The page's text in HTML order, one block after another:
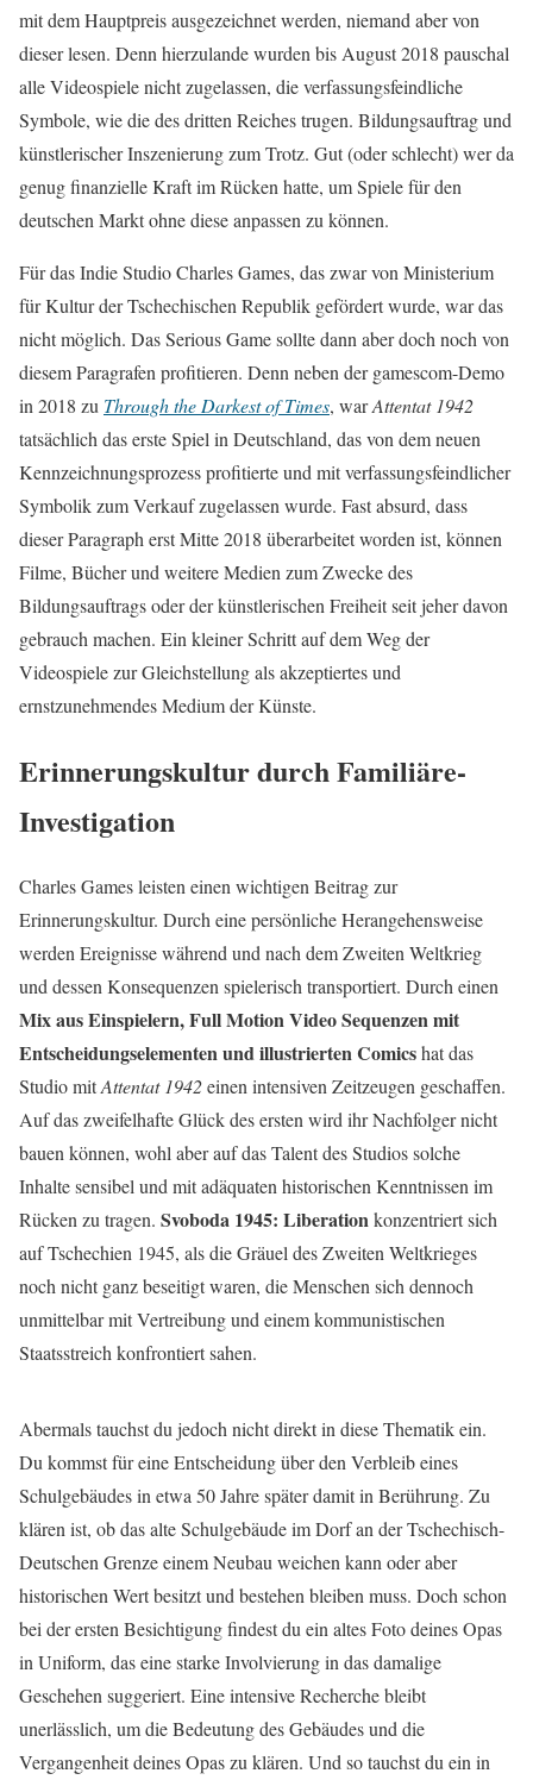
mit dem Hauptpreis ausgezeichnet werden, niemand aber von
dieser lesen. Denn hierzulande wurden bis August 2018 pauschal
alle Videospiele nicht zugelassen, die verfassungsfeindliche
Symbole, wie die des dritten Reiches trugen. Bildungsauftrag und
künstlerischer Inszenierung zum Trotz. Gut (oder schlecht) wer da
genug finanzielle Kraft im Rücken hatte, um Spiele für den
deutschen Markt ohne diese anpassen zu können.
Für das Indie Studio Charles Games, das zwar von Ministerium
für Kultur der Tschechischen Republik gefördert wurde, war das
nicht möglich. Das Serious Game sollte dann aber doch noch von
diesem Paragrafen profitieren. Denn neben der gamescom-Demo
in 2018 zu Through the Darkest of Times, warAttentat 1942
tatsächlich das erste Spiel in Deutschland, das von dem neuen
Kennzeichnungsprozess profitierte und mit verfassungsfeindlicher
Symbolik zum Verkauf zugelassen wurde. Fast absurd, dass
dieser Paragraph erst Mitte 2018 überarbeitet worden ist, können
Filme, Bücher und weitere Medien zum Zwecke des
Bildungsauftrags oder der künstlerischen Freiheit seit jeher davon
gebrauch machen. Ein kleiner Schritt auf dem Weg der
Videospiele zur Gleichstellung als akzeptiertes und
ernstzunehmendes Medium der Künste.
Erinnerungskultur durch Familiäre-
Investigation
Charles Games leisten einen wichtigen Beitrag zur
Erinnerungskultur. Durch eine persönliche Herangehensweise
werden Ereignisse während und nach dem Zweiten Weltkrieg
und dessen Konsequenzen spielerisch transportiert. Durch einen
Mix aus Einspielern, Full Motion Video Sequenzen mit
Entscheidungselementen und illustrierten Comicshat das
Studio mitAttentat 1942einen intensiven Zeitzeugen geschaffen.
Auf das zweifelhafte Glück des ersten wird ihr Nachfolger nicht
bauen können, wohl aber auf das Talent des Studios solche
Inhalte sensibel und mit adäquaten historischen Kenntnissen im
Rücken zu tragen. Svoboda 1945: Liberationkonzentriert sich
auf Tschechien 1945, als die Gräuel des Zweiten Weltkrieges
noch nicht ganz beseitigt waren, die Menschen sich dennoch
unmittelbar mit Vertreibung und einem kommunistischen
Staatsstreich konfrontiert sahen.
Abermals tauchst du jedoch nicht direkt in diese Thematik ein.
Du kommst für eine Entscheidung über den Verbleib eines
Schulgebäudes in etwa 50 Jahre später damit in Berührung. Zu
klären ist, ob das alte Schulgebäude im Dorf an der Tschechisch-
Deutschen Grenze einem Neubau weichen kann oder aber
historischen Wert besitzt und bestehen bleiben muss. Doch schon
bei der ersten Besichtigung findest du ein altes Foto deines Opas
in Uniform, das eine starke Involvierung in das damalige
Geschehen suggeriert. Eine intensive Recherche bleibt
unerlässlich, um die Bedeutung des Gebäudes und die
Vergangenheit deines Opas zu klären. Und so tauchst du ein in